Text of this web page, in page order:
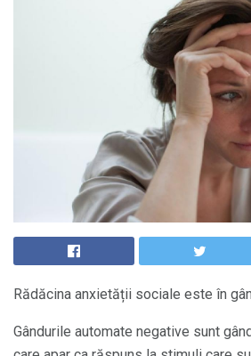
Rădăcina anxietății sociale este în
Gândurile automate negative sunt